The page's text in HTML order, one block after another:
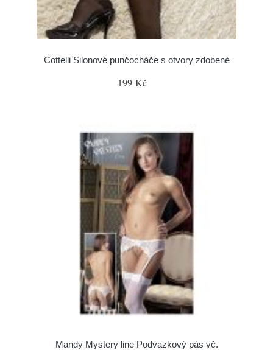
Cottelli Silonové punčocháče s otvory zdobené
199 Kč
Mandy Mystery line Podvazkový pás vč.